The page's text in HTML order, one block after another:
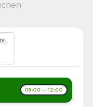
09:00 - 12:00